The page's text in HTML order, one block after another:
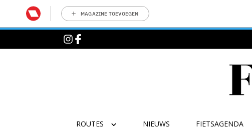
MAGAZINE TOEVOEGEN
ROUTES NIEUWS FIETSAGENDA